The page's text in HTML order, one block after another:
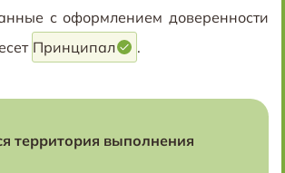
с оформлением доверенности
Принципал .
территория выполнения